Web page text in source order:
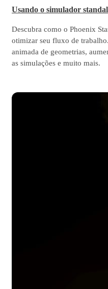
Usando o simulador
Descubra como o Phoenix
otimizar seu fluxo de
animada de geometrias,
as simulações e muito mais.